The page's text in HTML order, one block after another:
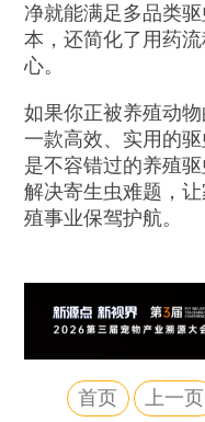
净就能满足多品类
本，还简化了用药
心。
如果你正被养殖动
一款高效、实用的
是不容错过的养殖
解决寄生虫难题，
殖事业保驾护航。
首页 上一页